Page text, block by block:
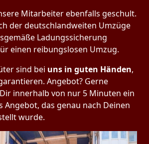
Mitarbeiter ebenfalls geschult.
der deutschlandweiten Umzüge
Ladungssicherung
einen reibungslosen Umzug.
sind bei uns in guten Händen,
Angebot? Gerne
innerhalb von nur 5 Minuten ein
Angebot, das genau nach Deinen
wurde.